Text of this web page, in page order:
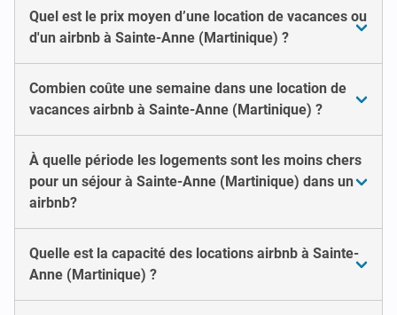
Quel est le prix moyen d’une location de vacances ou
d'un airbnb à Sainte-Anne (Martinique) ?
Combien coûte une semaine dans une location de
vacances airbnb à Sainte-Anne (Martinique) ?
À quelle période les logements sont les moins chers
pour un séjour à Sainte-Anne (Martinique) dans un
airbnb?
Quelle est la capacité des locations airbnb à Sainte-
Anne (Martinique) ?